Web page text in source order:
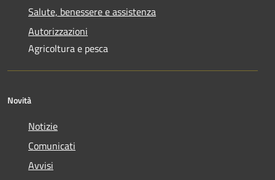
Salute, benessere e assistenza
Autorizzazioni
Agricoltura e pesca
Novità
Notizie
Comunicati
Avvisi